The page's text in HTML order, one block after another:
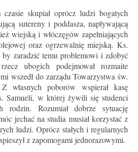
skupiał oprócz ludzi bogatych
sutereny i poddasza, napływającą
wiejską i włóczęgów zapełniających
oraz ogrzewalnię miejską. Ks.
by zaradzić temu problemowi i zdobyć
ubogich podejmował rozmaite
wszedł do zarządu Towarzystwa św.
własnych poborów wspierał kasę
Samueli, w której żywili się studenci
rodzin. Rozumiał dobrze sytuację
jechać na studia musiał korzystać z
ludzi. Oprócz stałych i regularnych
z zapomogami jednorazowymi.